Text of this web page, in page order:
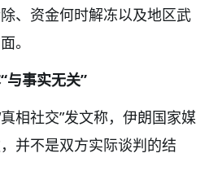
、资金何时解冻以及地区武
。
与事实无关”
相社交”发文称，伊朗国家媒
并不是双方实际谈判的结